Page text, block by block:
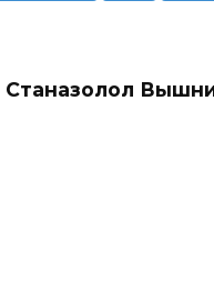
Станазолол